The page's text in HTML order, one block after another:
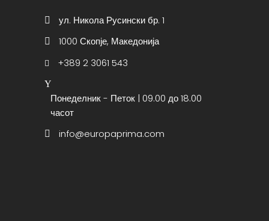
ул. Никола Русински бр. 1
1000 Скопје, Македонија
+389 2 3061 543
Понеделник - Петок | 09.00 до 18.00
часот
info@europaprima.com